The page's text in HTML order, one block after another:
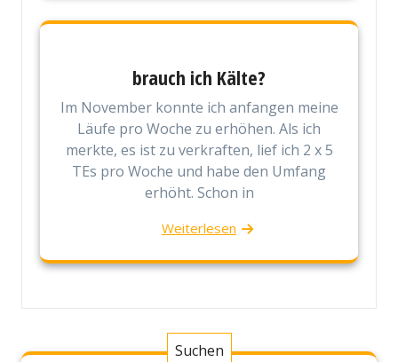
brauch ich Kälte?
Im November konnte ich anfangen meine
Läufe pro Woche zu erhöhen. Als ich
merkte, es ist zu verkraften, lief ich 2 x 5
TEs pro Woche und habe den Umfang
erhöht. Schon in
Weiterlesen
Suchen